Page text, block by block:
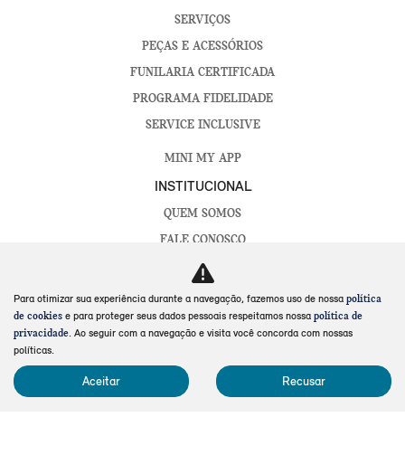
SERVIÇOS
PEÇAS E ACESSÓRIOS
FUNILARIA CERTIFICADA
PROGRAMA FIDELIDADE
SERVICE INCLUSIVE
MINI MY APP
INSTITUCIONAL
QUEM SOMOS
FALE CONOSCO
TRABALHE CONOSCO
POLÍTICA DE PRIVACIDADE
POLÍTICA DE COOKIES
CÓDIGO DE ÉTICA E CONDUTA
CANAL DE DENÚNCIAS
Para otimizar sua experiência durante a navegação, fazemos uso de nossa política
de cookies e para proteger seus dados pessoais respeitamos nossa política de
privacidade. Ao seguir com a navegação e visita você concorda com nossas
políticas.
Aceitar Recusar